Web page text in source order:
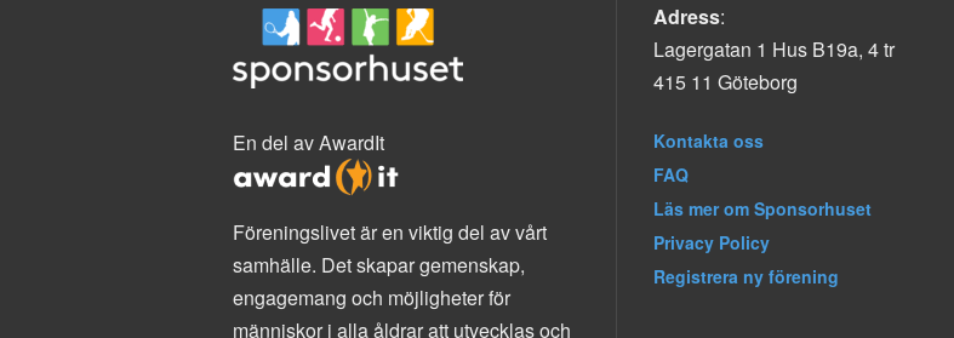
En del av AwardIt
Föreningslivet är en viktig del av vårt
samhälle. Det skapar gemenskap,
engagemang och möjligheter för
människor i alla åldrar att utvecklas och
Adress:
Lagergatan 1 Hus B19a, 4 tr
415 11 Göteborg
Kontakta oss
FAQ
Läs mer om Sponsorhuset
Privacy Policy
Registrera ny förening